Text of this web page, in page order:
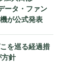
ータ・ファン
が公式発表
を巡る経過措
方針